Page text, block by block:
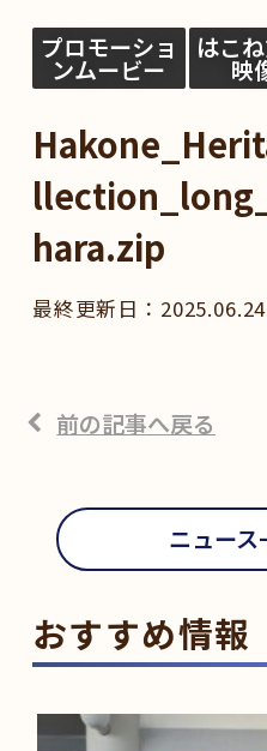
プロモーショ
ンムービー
はこ
映
hara.zip
2025.06.24
前の記事へ戻る
ニュース
おすすめ情報